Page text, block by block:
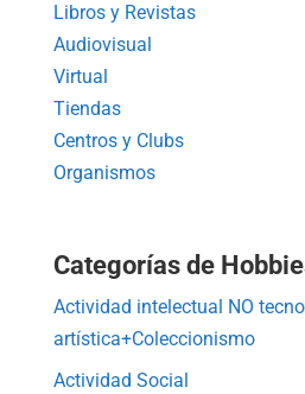
Libros y Revistas
Audiovisual
Virtual
Tiendas
Centros y Clubs
Organismos
Categorías de
Actividad intelectual NO
artística+Coleccionismo
Actividad Social